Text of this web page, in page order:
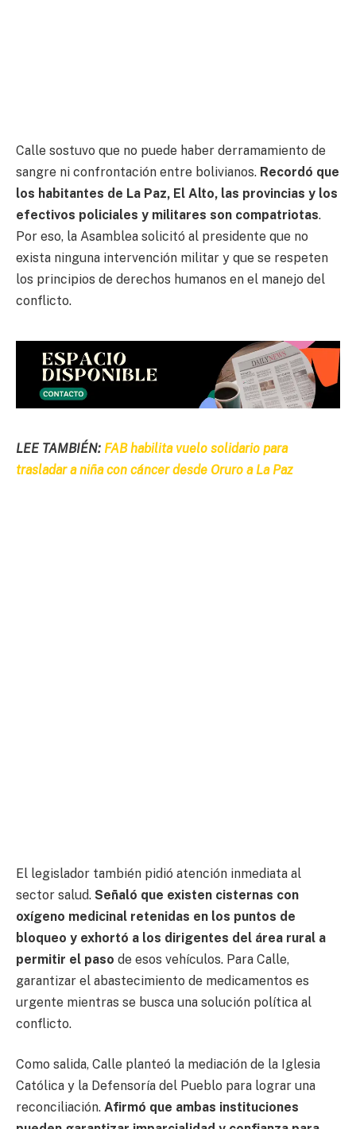
Calle sostuvo que no puede haber derramamiento de
sangre ni confrontación entre bolivianos. Recordó que
los habitantes de La Paz, El Alto, las provincias y los
efectivos policiales y militares son compatriotas.
Por eso, la Asamblea solicitó al presidente que no
exista ninguna intervención militar y que se respeten
los principios de derechos humanos en el manejo del
conflicto.
LEE TAMBIÉN: FAB habilita vuelo solidario para
trasladar a niña con cáncer desde Oruro a La Paz
El legislador también pidió atención inmediata al
sector salud. Señaló que existen cisternas con
oxígeno medicinal retenidas en los puntos de
bloqueo y exhortó a los dirigentes del área rural a
permitir el paso de esos vehículos. Para Calle,
garantizar el abastecimiento de medicamentos es
urgente mientras se busca una solución política al
conflicto.
Como salida, Calle planteó la mediación de la Iglesia
Católica y la Defensoría del Pueblo para lograr una
reconciliación. Afirmó que ambas instituciones